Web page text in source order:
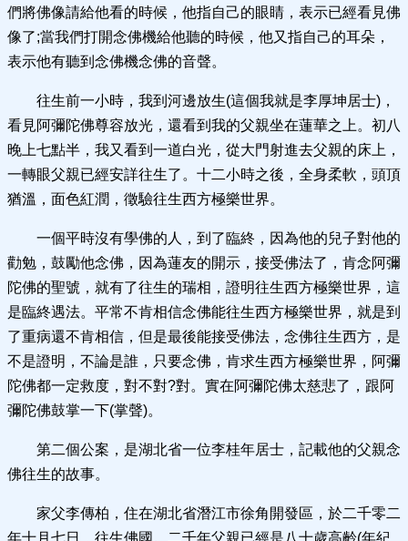
們將佛像請給他看的時候，他指自己的眼睛，表示已經看見佛
像了;當我們打開念佛機給他聽的時候，他又指自己的耳朵，
表示他有聽到念佛機念佛的音聲。
往生前一小時，我到河邊放生(這個我就是李厚坤居士)，
看見阿彌陀佛尊容放光，還看到我的父親坐在蓮華之上。初八
晚上七點半，我又看到一道白光，從大門射進去父親的床上，
一轉眼父親已經安詳往生了。十二小時之後，全身柔軟，頭頂
猶溫，面色紅潤，徵驗往生西方極樂世界。
一個平時沒有學佛的人，到了臨終，因為他的兒子對他的
勸勉，鼓勵他念佛，因為蓮友的開示，接受佛法了，肯念阿彌
陀佛的聖號，就有了往生的瑞相，證明往生西方極樂世界，這
是臨終遇法。平常不肯相信念佛能往生西方極樂世界，就是到
了重病還不肯相信，但是最後能接受佛法，念佛往生西方，是
不是證明，不論是誰，只要念佛，肯求生西方極樂世界，阿彌
陀佛都一定救度，對不對?對。實在阿彌陀佛太慈悲了，跟阿
彌陀佛鼓掌一下(掌聲)。
第二個公案，是湖北省一位李桂年居士，記載他的父親念
佛往生的故事。
家父李傳柏，住在湖北省潛江市徐角開發區，於二千零二